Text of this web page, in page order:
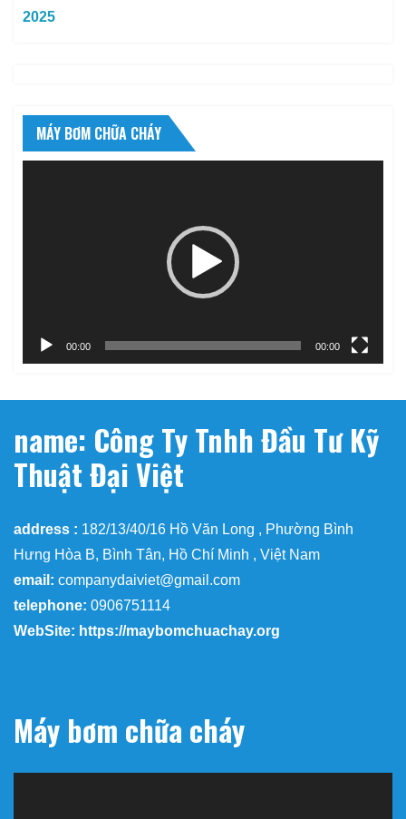
2025
MÁY BƠM CHỮA CHÁY
00:00 00:00
name: Công Ty Tnhh Đầu Tư Kỹ
Thuật Đại Việt
address : 182/13/40/16 Hồ Văn Long , Phường Bình
Hưng Hòa B, Bình Tân, Hồ Chí Minh , Việt Nam
email: companydaiviet@gmail.com
telephone: 0906751114
WebSite: https://maybomchuachay.org
Máy bơm chữa cháy